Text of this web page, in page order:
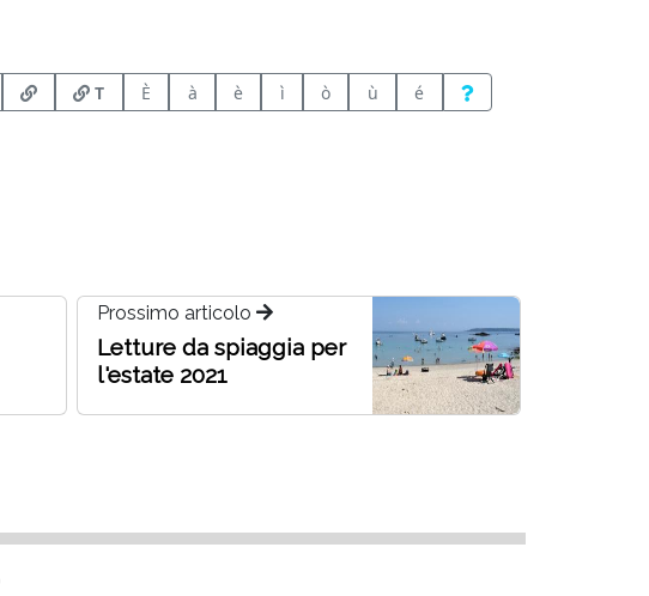
T È à è ì ò ù é
Prossimo articolo
Letture da spiaggia per
l'estate 2021